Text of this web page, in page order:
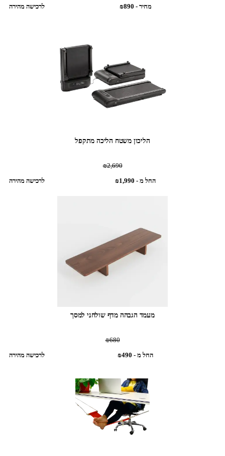
מחיר - ‎₪890‎ לרכישה מהירה
הליכון משטח הליכה מתקפל
‎₪2,690‎
החל מ - ‎₪1,990‎
לרכישה מהירה
מעמד הגבהה מדף שולחני למסך
‎₪680‎
החל מ - ‎₪490‎
לרכישה מהירה